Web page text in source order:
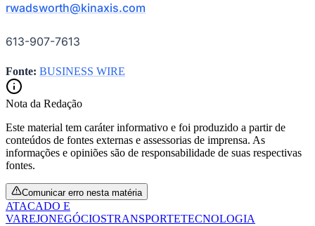
rwadsworth@kinaxis.com
613-907-7613
Fonte: BUSINESS WIRE
Nota da Redação
Este material tem caráter informativo e foi produzido a partir de
conteúdos de fontes externas e assessorias de imprensa. As
informações e opiniões são de responsabilidade de suas respectivas
fontes.
Comunicar erro nesta matéria
ATACADO E
VAREJONEGÓCIOSTRANSPORTETECNOLOGIA